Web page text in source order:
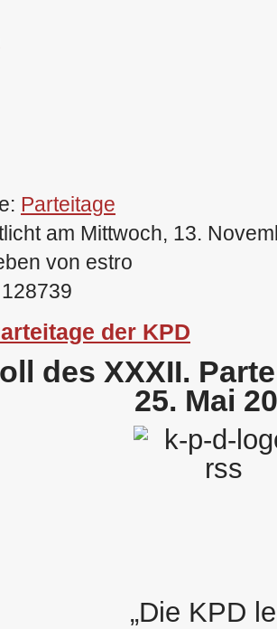
Parteitage
am Mittwoch, 13.
von estro
der KPD
des XXXII.
25. Mai
„Die KPD